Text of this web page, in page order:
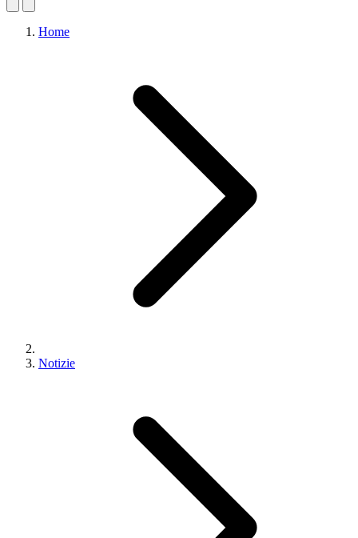
Home
Notizie